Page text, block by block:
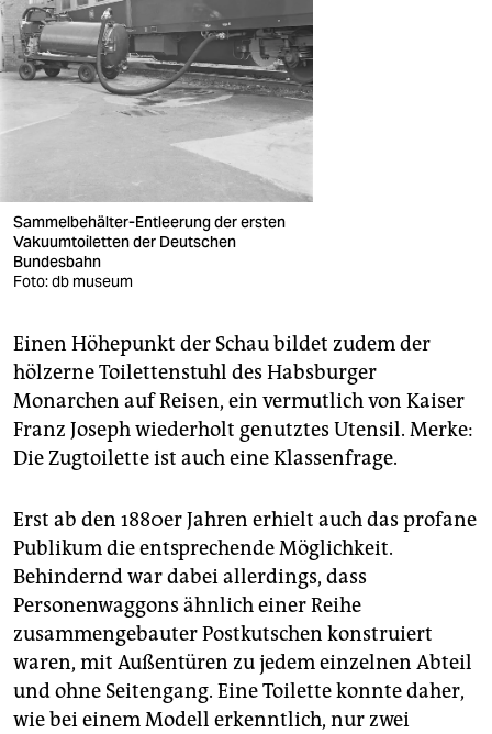
Sammelbehälter-Entleerung der ersten
Vakuumtoiletten der Deutschen
Bundesbahn
Foto: db museum
Einen Höhepunkt der Schau bildet zudem der
hölzerne Toilettenstuhl des Habsburger
Monarchen auf Reisen, ein vermutlich von Kaiser
Franz Joseph wiederholt genutztes Utensil. Merke:
Die Zugtoilette ist auch eine Klassenfrage.
Erst ab den 1880er Jahren erhielt auch das profane
Publikum die entsprechende Möglichkeit.
Behindernd war dabei allerdings, dass
Personenwaggons ähnlich einer Reihe
zusammengebauter Postkutschen konstruiert
waren, mit Außentüren zu jedem einzelnen Abteil
und ohne Seitengang. Eine Toilette konnte daher,
wie bei einem Modell erkenntlich, nur zwei